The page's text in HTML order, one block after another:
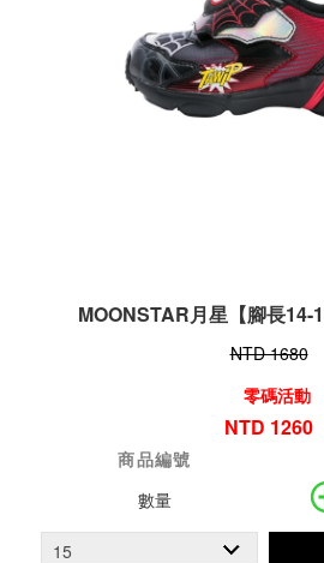
MOONSTAR月星【腳長14-
NTD 1680
零碼活動
NTD 1260
商品編號
數量